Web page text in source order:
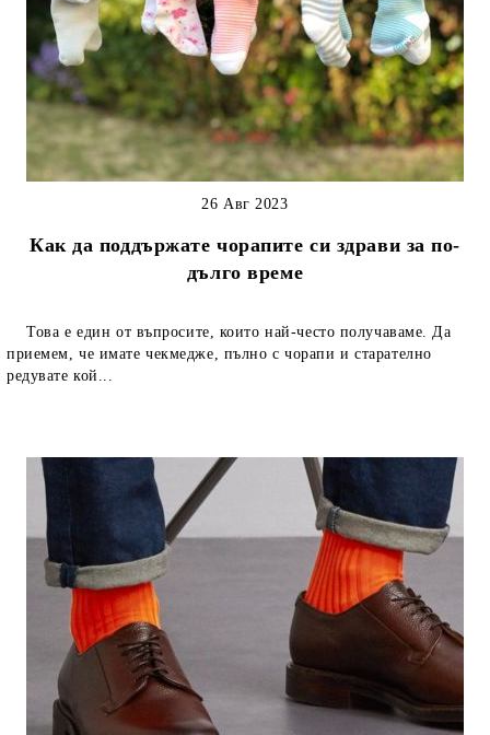
Как да поддържате чорапите си здрави за по-
дълго време
26 Авг 2023
Това е един от въпросите, които най-често получаваме. Да
приемем, че имате чекмедже, пълно с чорапи и старателно
редувате кой...